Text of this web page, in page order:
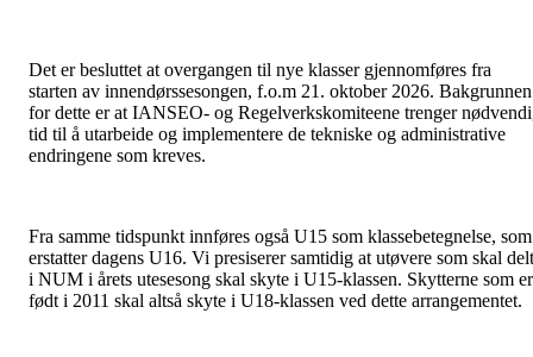
Det er besluttet at overgangen til nye klasser gjennomføres fra
starten av innendørssesongen, f.o.m 21. oktober 2026. Bakgrunnen
for dette er at IANSEO- og Regelverkskomiteene trenger
tid til å utarbeide og implementere de tekniske og administrative
endringene som kreves.
Fra samme tidspunkt innføres også U15 som klassebetegnelse, som
erstatter dagens U16. Vi presiserer samtidig at utøvere som skal
i NUM i årets utesesong skal skyte i U15-klassen. Skytterne som er
født i 2011 skal altså skyte i U18-klassen ved dette arrangementet.